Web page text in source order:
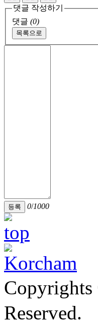
댓글 작성하기
댓글 (0)
목록으로
등록 0/1000
Reserved.